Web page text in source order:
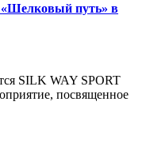
«Шелковый путь» в
посвященное